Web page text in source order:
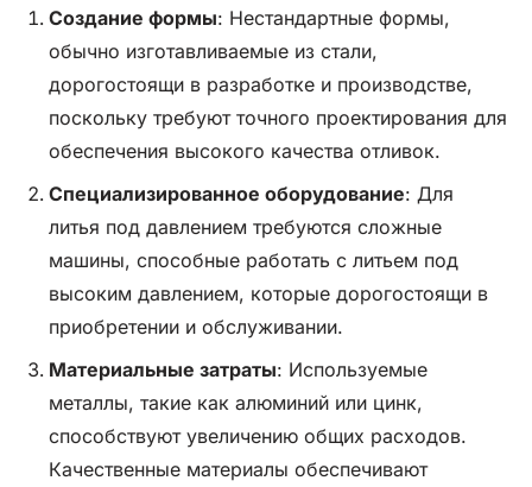
Создание формы: Нестандартные формы,
обычно изготавливаемые из стали,
дорогостоящи в разработке и производстве,
поскольку требуют точного проектирования для
обеспечения высокого качества отливок.
Специализированное оборудование: Для
литья под давлением требуются сложные
машины, способные работать с литьем под
высоким давлением, которые дорогостоящи в
приобретении и обслуживании.
Материальные затраты: Используемые
металлы, такие как алюминий или цинк,
способствуют увеличению общих расходов.
Качественные материалы обеспечивают